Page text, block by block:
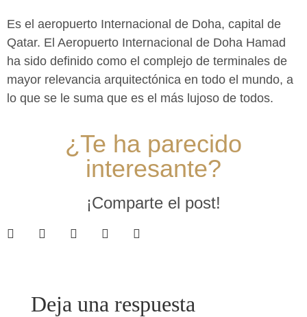
Es el aeropuerto Internacional de Doha, capital de
Qatar. El Aeropuerto Internacional de Doha Hamad
ha sido definido como el complejo de terminales de
mayor relevancia arquitectónica en todo el mundo, a
lo que se le suma que es el más lujoso de todos.
¿Te ha parecido
interesante?
¡Comparte el post!
Deja una respuesta